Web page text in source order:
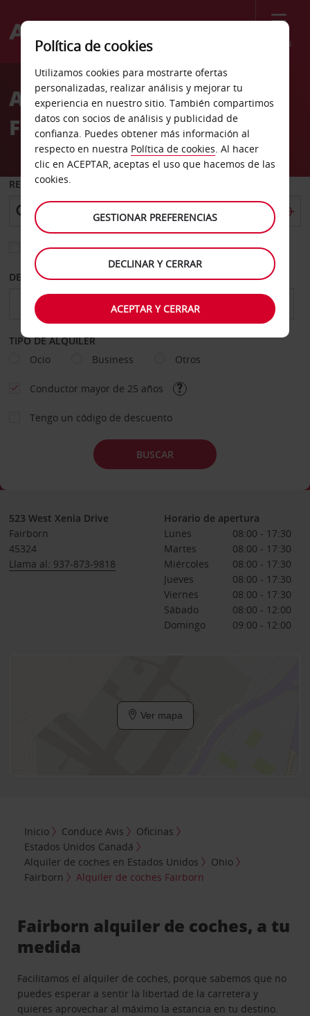
Menú
Welcome
AvisAlquiler de coches
Fairborn
RECOGER EN
Elegir otra oficina de devolución
DESDE HASTA
TIPO DE ALQUILER
Ocio
Business Otros
Conductor mayor de 25 años
Tengo un código de descuento
BUSCAR
523 West Xenia Drive
Fairborn
45324
Llama al: 937-873-9818
Horario de apertura
Lunes
08:00 - 17:30
Martes
08:00 - 17:30
Miércoles
08:00 - 17:30
Jueves
08:00 - 17:30
Viernes
08:00 - 17:30
Sábado
08:00 - 12:00
Domingo
09:00 - 12:00
Ver mapa
Inicio Conduce Avis
Oficinas
Estados Unidos Canadá
Alquiler de coches en Estados Unidos
Ohio
Fairborn
Alquiler de coches Fairborn
Fairborn alquiler de coches, a tu
medida
Facilitamos el alquiler de coches, porque sabemos que no
puedes esperar a sentir la libertad de la carretera y
quieres aprovechar al máximo la estancia en tu destino.
Política de cookies
Utilizamos cookies para mostrarte ofertas
personalizadas, realizar análisis y mejorar tu
experiencia en nuestro sitio. También compartimos
datos con socios de análisis y publicidad de
confianza. Puedes obtener más información al
respecto en nuestra Política de cookies. Al hacer
clic en ACEPTAR, aceptas el uso que hacemos de las
cookies.
GESTIONAR PREFERENCIAS
DECLINAR Y CERRAR
ACEPTAR Y CERRAR